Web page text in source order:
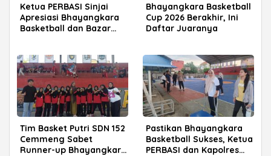
Ketua PERBASI Sinjai
Apresiasi Bhayangkara
Basketball dan Bazar
Bhayangkara Basketball
Cup 2026 Berakhir, Ini
Daftar Juaranya
Tim Basket Putri SDN 152
Cemmeng Sabet
Runner-up Bhayangkara
Pastikan Bhayangkara
Basketball Sukses, Ketua
PERBASI dan Kapolres